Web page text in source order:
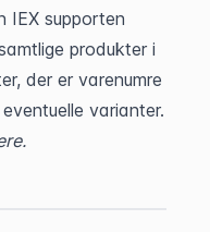
IEX supporten
produkter i
der er varenumre